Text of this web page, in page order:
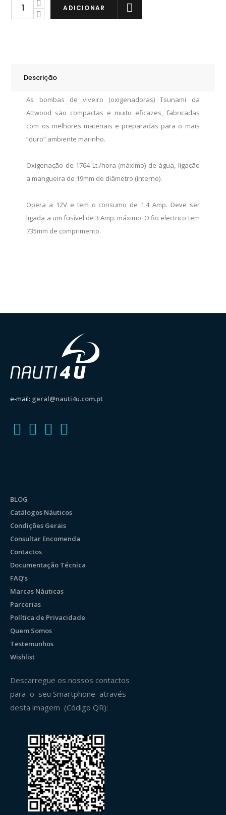
Attwood
T500
ADICIONAR
Descrição
As bombas de viveiro (oxigenadoras) Tsunami da
Attwood são compactas e muito eficazes, fabricadas
com os melhores materiais e preparadas para o mais
“duro” ambiente marinho.
Oxigenação de 1764 Lt./hora (máximo) de água, ligação
a mangueira de 19mm de diâmetro (interno).
Opera a 12V e tem o consumo de 1.4 Amp. Deve ser
ligada a um fusível de 3 Amp. máximo. O fio electrico tem
735mm de comprimento.
e-mail: geral@nauti4u.com.pt
BLOG
Catálogos Náuticos
Condições Gerais
Consultar Encomenda
Contactos
Documentação Técnica
FAQ’s
Marcas Náuticas
Parcerias
Política de Privacidade
Quem Somos
Testemunhos
Wishlist
Descarregue os nossos contactos
para o seu Smartphone através
desta imagem (Código QR):